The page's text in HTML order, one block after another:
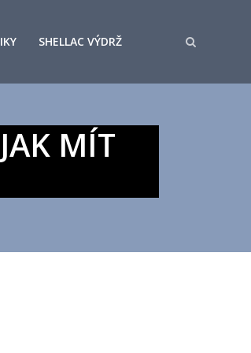
SHELLAC VÝDRŽ
MÍT